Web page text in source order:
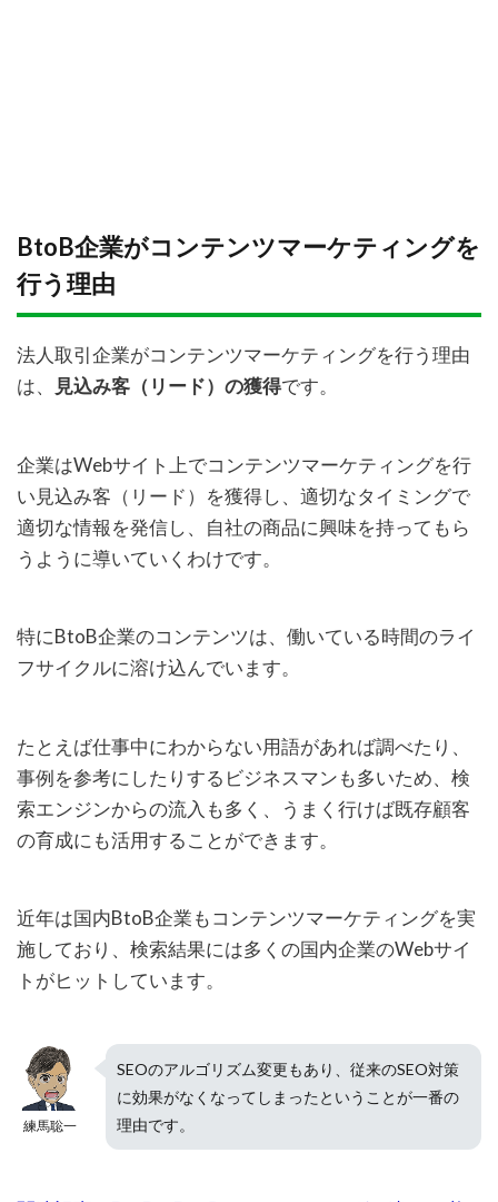
BtoB企業がコンテンツマーケティングを
行う理由
法人取引企業がコンテンツマーケティングを行う理由
は、
見込み客（リード）の獲得です。
企業はWebサイト上でコンテンツマーケティングを行
い見込み客（リード）を獲得し、適切なタイミングで
適切な情報を発信し、自社の商品に興味を持ってもら
うように導いていくわけです。
特にBtoB企業のコンテンツは、働いている時間のライ
フサイクルに溶け込んでいます。
たとえば仕事中にわからない用語があれば調べたり、
事例を参考にしたりするビジネスマンも多いため、検
索エンジンからの流入も多く、うまく行けば既存顧客
の育成にも活用することができます。
近年は国内BtoB企業もコンテンツマーケティングを実
施しており、検索結果には多くの国内企業のWebサイ
トがヒットしています。
練馬聡一
SEOのアルゴリズム変更もあり、従来のSEO対策
に効果がなくなってしまったということが一番の
理由です。